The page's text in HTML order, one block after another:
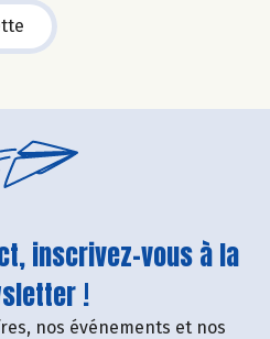
inscrivez-vous à la
!
nos événements et nos